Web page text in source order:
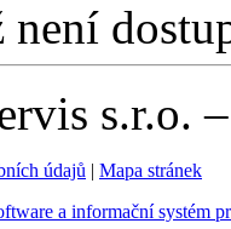
s.r.o.
údajů | Mapa stránek
a informační systém